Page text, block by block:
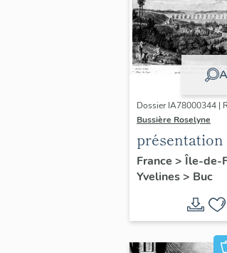
Dossier IA78000344 |
Bussière Roselyne
présentation
commune
France > Île-de-
Yvelines> Buc